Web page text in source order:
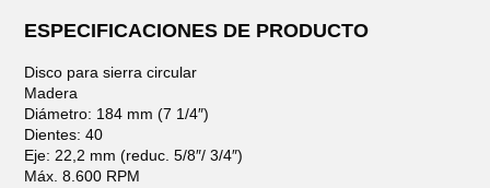
ESPECIFICACIONES DE PRODUCTO
Disco para sierra circular
Madera
Diámetro: 184 mm (7 1/4″)
Dientes: 40
Eje: 22,2 mm (reduc. 5/8″/ 3/4″)
Máx. 8.600 RPM